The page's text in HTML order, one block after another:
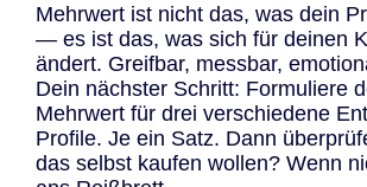
Mehrwert ist nicht das, was dein
— es ist das, was sich für deinen
ändert. Greifbar, messbar,
Dein nächster Schritt: Formuliere
Mehrwert für drei verschiedene
Profile. Je ein Satz. Dann
das selbst kaufen wollen? Wenn